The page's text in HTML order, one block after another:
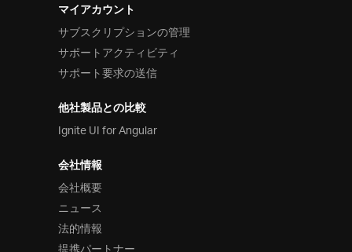
マイアカウント
サブスクリプションの管理
サポートアクティビティ
サポート要求の送信
他社製品との比較
Ignite UI for Angular
会社情報
会社概要
ニュース
法的情報